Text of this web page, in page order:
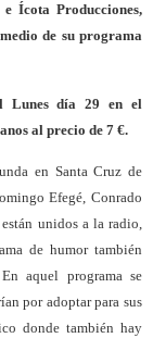
Ícota Producciones,
de su programa
Lunes día 29 en el
al precio de 7 €.
en Santa Cruz de
Efegé, Conrado
unidos a la radio,
de humor también
aquel programa se
por adoptar para sus
donde también hay